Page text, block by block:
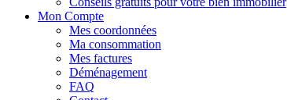
Mon Compte
Mes coordonnées
Ma consommation
Mes factures
Déménagement
FAQ